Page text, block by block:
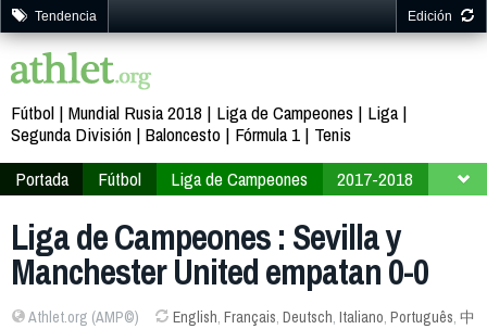
Tendencia Edición
Fútbol Mundial Rusia 2018 Liga de Campeones
Liga
Segunda División Baloncesto Fórmula 1
Tenis
Portada
Fútbol Liga de Campeones
2017-2018
Liga de Campeones : Sevilla y
Manchester United empatan 0-0
Athlet.org (AMP©) English, Français, Deutsch, Italiano, Português, 中